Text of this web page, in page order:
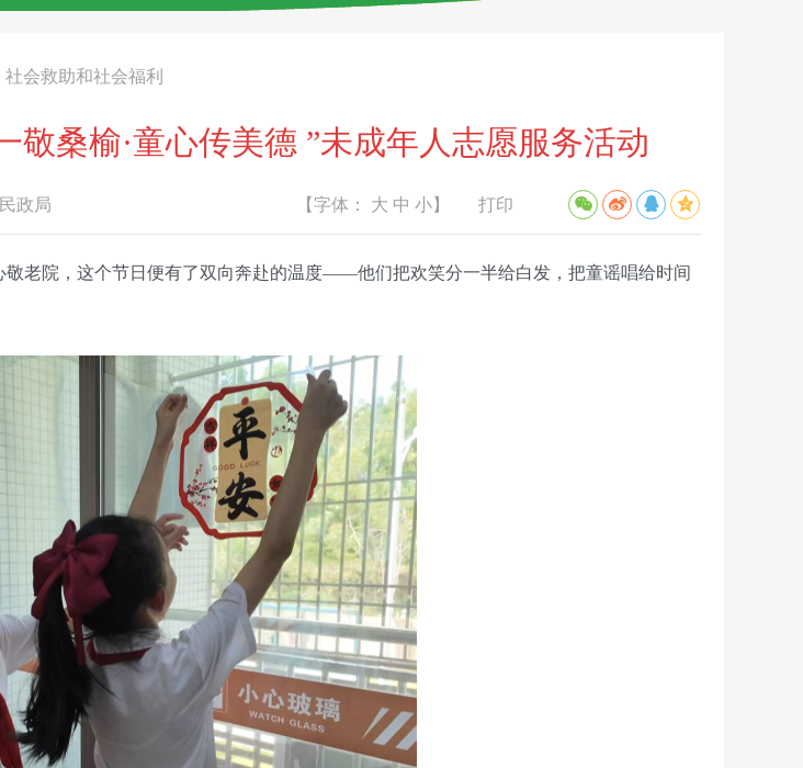
社会救助和社会福利
敬桑榆·童心传美德 ”未成年人志愿服务活动
政局 【字体： 大 中 小】 打印
老院，这个节日便有了双向奔赴的温度——他们把欢笑分一半给白发，把童谣唱给时间